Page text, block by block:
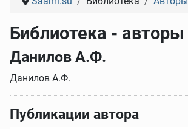
Библиотека - авторы
Данилов А.Ф.
Данилов А.Ф.
Публикации автора